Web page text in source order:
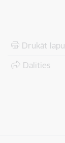
Drukāt lapu
Dalīties